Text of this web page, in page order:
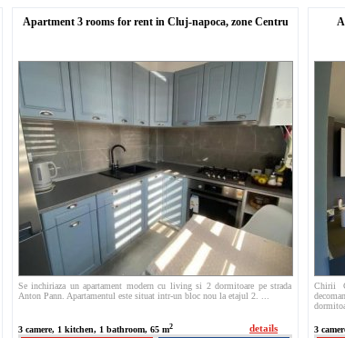
Apartment 3 rooms for rent in Cluj-napoca, zone Centru
Se inchiriaza un apartament modern cu living si 2 dormitoare pe strada
Anton Pann. Apartamentul este situat intr-un bloc nou la etajul 2. ...
3 camere, 1 kitchen, 1 bathroom, 65 m2 details
Chirii
3